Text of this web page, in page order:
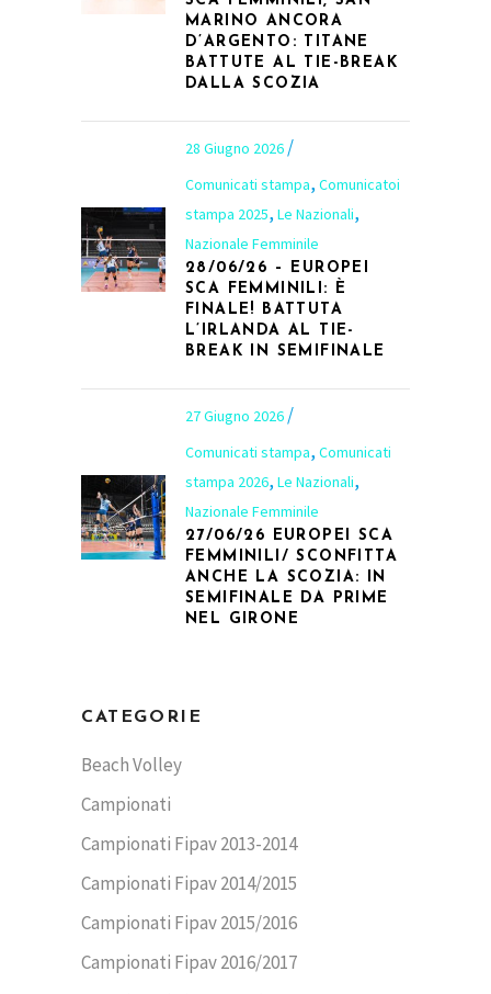
MARINO ANCORA
D’ARGENTO: TITANE
BATTUTE AL TIE-BREAK
DALLA SCOZIA
28 Giugno 2026
Comunicati stampa, Comunicatoi
stampa 2025, Le Nazionali,
Nazionale Femminile
28/06/26 – EUROPEI
SCA FEMMINILI: È
FINALE! BATTUTA
L’IRLANDA AL TIE-
BREAK IN SEMIFINALE
27 Giugno 2026
Comunicati stampa, Comunicati
stampa 2026, Le Nazionali,
Nazionale Femminile
27/06/26 EUROPEI SCA
FEMMINILI/ SCONFITTA
ANCHE LA SCOZIA: IN
SEMIFINALE DA PRIME
NEL GIRONE
CATEGORIE
Beach Volley
Campionati
Campionati Fipav 2013-2014
Campionati Fipav 2014/2015
Campionati Fipav 2015/2016
Campionati Fipav 2016/2017